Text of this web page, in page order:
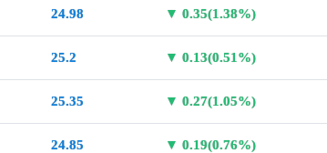
24.98 0.35(1.38%)
25.2 0.13(0.51%)
25.35 0.27(1.05%)
24.85 0.19(0.76%)